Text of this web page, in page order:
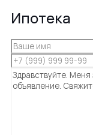
Ипотека